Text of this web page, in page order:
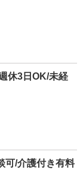
休3日OK/未経
可/介護付き有料